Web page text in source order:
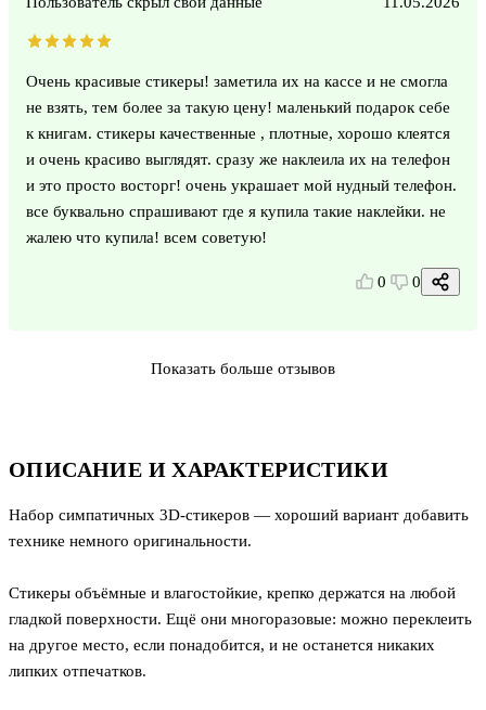
ОПИСАНИЕ И ХАРАКТЕРИСТИКИ
Набор симпатичных 3D-стикеров — хороший вариант добавить
технике немного оригинальности.
Стикеры объёмные и влагостойкие, крепко держатся на любой
гладкой поверхности. Ещё они многоразовые: можно переклеить
на другое место, если понадобится, и не останется никаких
липких отпечатков.
Очень красивые стикеры! заметила их на кассе и не смогла
не взять, тем более за такую цену! маленький подарок себе
к книгам. стикеры качественные , плотные, хорошо клеятся
и очень красиво выглядят. сразу же наклеила их на телефон
и это просто восторг! очень украшает мой нудный телефон.
все буквально спрашивают где я купила такие наклейки. не
жалею что купила! всем советую!
0 0
Показать больше отзывов